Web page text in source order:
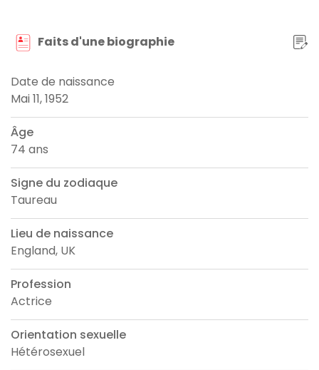
Faits d'une biographie
Date de naissance
Mai 11, 1952
Âge
74 ans
Signe du zodiaque
Taureau
Lieu de naissance
England, UK
Profession
Actrice
Orientation sexuelle
Hétérosexuel